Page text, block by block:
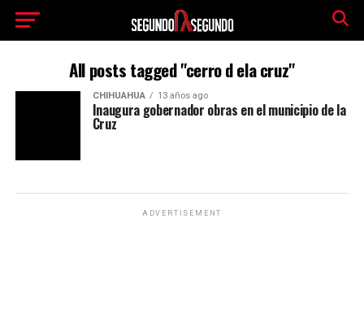
All posts tagged "cerro d ela cruz"
CHIHUAHUA 13 años ago
Inaugura gobernador obras en el municipio de la
Cruz
ADVERTISEMENT